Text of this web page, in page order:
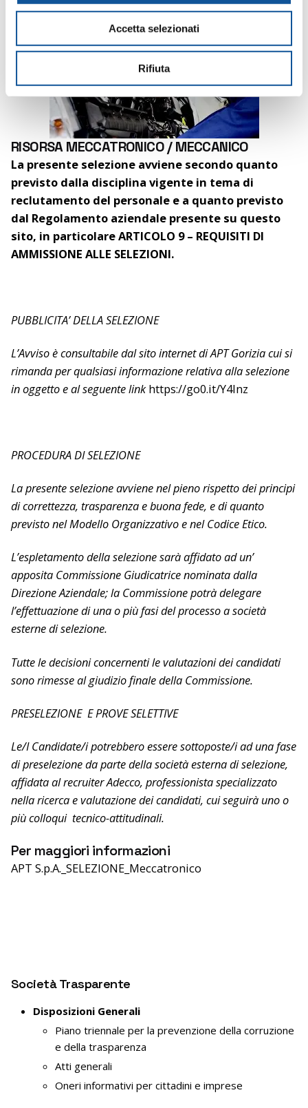
o
Accetta selezionati
Rifiuta
Società Trasparente
Disposizioni Generali
Piano triennale per la prevenzione della corruzione
e della trasparenza
Atti generali
Oneri informativi per cittadini e imprese
RISORSA MECCATRONICO / MECCANICO
La presente selezione avviene secondo quanto
previsto dalla disciplina vigente in tema di
reclutamento del personale e a quanto previsto
dal Regolamento aziendale presente su questo
sito, in particolare ARTICOLO 9 – REQUISITI DI
AMMISSIONE ALLE SELEZIONI.
PUBBLICITA’ DELLA SELEZIONE
L’Avviso è consultabile dal sito internet di APT Gorizia cui si
rimanda per qualsiasi informazione relativa alla selezione
in oggetto e al seguente linkhttps://go0.it/Y4lnz
PROCEDURA DI SELEZIONE
La presente selezione avviene nel pieno rispetto dei principi
di correttezza, trasparenza e buona fede, e di quanto
previsto nel Modello Organizzativo e nel Codice Etico.
L’espletamento della selezione sarà affidato ad un’
apposita Commissione Giudicatrice nominata dalla
Direzione Aziendale; la Commissione potrà delegare
l’effettuazione di una o più fasi del processo a società
esterne di selezione.
Tutte le decisioni concernenti le valutazioni dei candidati
sono rimesse al giudizio finale della Commissione.
PRESELEZIONE E PROVE SELETTIVE
Le/I Candidate/i potrebbero essere sottoposte/i ad una fase
di preselezione da parte della società esterna di selezione,
affidata al recruiter Adecco, professionista specializzato
nella ricerca e valutazione dei candidati, cui seguirà uno o
più colloqui tecnico-attitudinali.
Per maggiori informazioni
APT S.p.A._SELEZIONE_Meccatronico